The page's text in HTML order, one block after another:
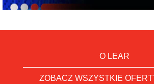
O LEAR
ZOBACZ WSZYSTKIE